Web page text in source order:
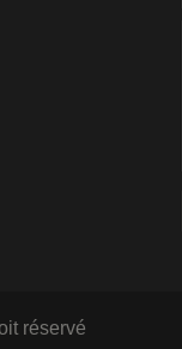
réservé